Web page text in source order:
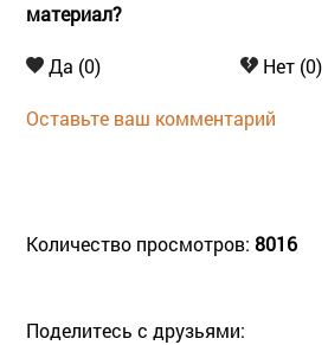
материал?
Да (0) Нет (0)
Оставьте ваш комментарий
Количество просмотров: 8016
Поделитесь с друзьями: